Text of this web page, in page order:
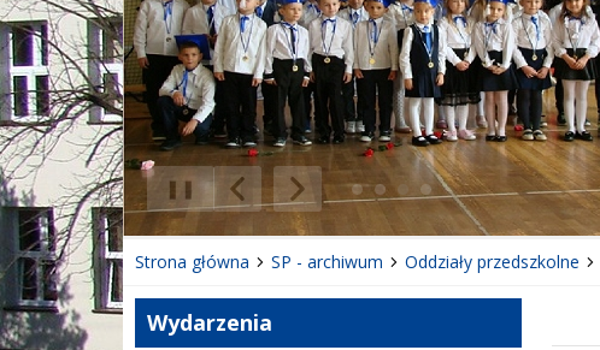
Poprzedni Element
Następny Element
❚❚
Strona główna SP - archiwum Oddziały przedszkolne
Wydarzenia